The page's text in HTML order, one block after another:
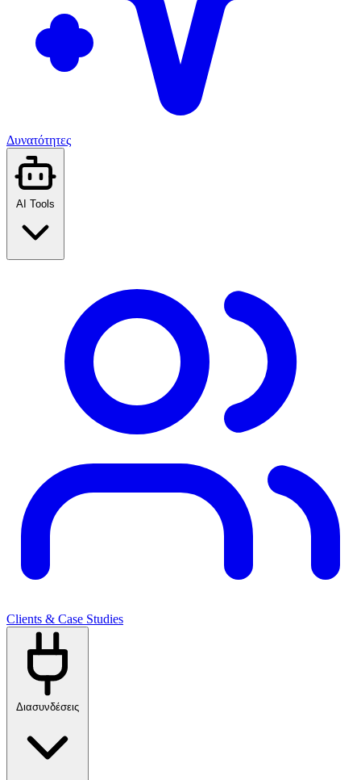
Δυνατότητες
AI Tools
Clients & Case Studies
Διασυνδέσεις